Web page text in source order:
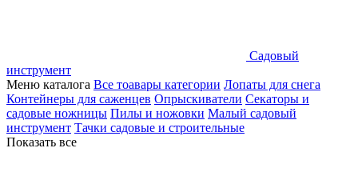
Садовый
инструмент
Меню каталога Все тоавары категории Лопаты для снега
Контейнеры для саженцев Опрыскиватели Секаторы и
садовые ножницы Пилы и ножовки Малый садовый
инструмент Тачки садовые и строительные
Показать все